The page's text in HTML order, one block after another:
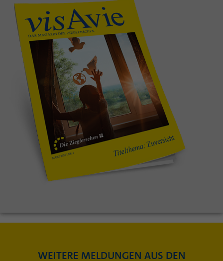
WEITERE MELDUNGEN AUS DEN